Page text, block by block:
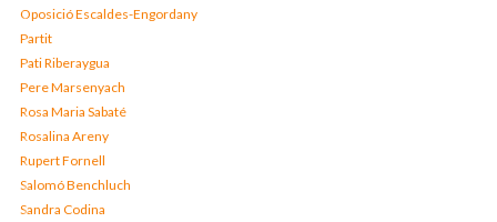
Oposició Escaldes-Engordany
Partit
Pati Riberaygua
Pere Marsenyach
Rosa Maria Sabaté
Rosalina Areny
Rupert Fornell
Salomó Benchluch
Sandra Codina